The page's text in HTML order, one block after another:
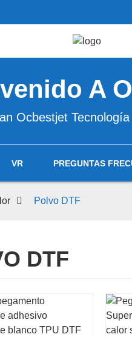
A
Ocbestjet
VR PREGUNTAS
Polvo DTF
DTF